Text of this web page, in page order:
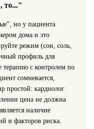
то..."
но у пациента
дома и это
режим (сон, соль,
профиль для
терапию с контролем по
сомневается,
простой: кардиолог
цена не должна
наличие
и факторов риска.